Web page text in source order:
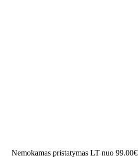
Nemokamas pristatymas LT nuo 99.00€